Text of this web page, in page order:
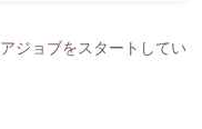
ジョブをスタートしてい